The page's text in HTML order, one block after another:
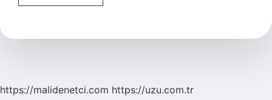
En
Nedir
https://malidenetci.com https://uzu.com.tr